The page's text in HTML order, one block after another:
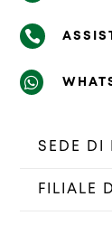


SEDE DI
FILIALE